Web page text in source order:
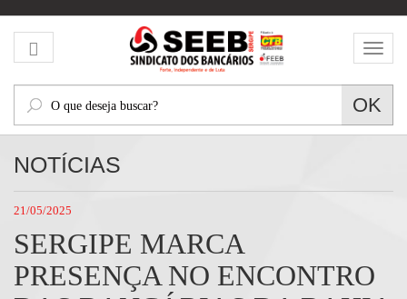
que
buscar?
OK
NOTÍCIAS
21/05/2025
SERGIPE MARCA
PRESENÇA NO ENCONTRO